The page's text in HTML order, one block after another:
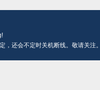
，还会不定时关机断线。敬请关注